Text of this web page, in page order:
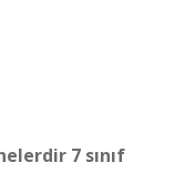
7 sınıf